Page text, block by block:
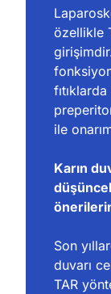
özellikle
ile
Karın
Son
duvarı
TAR